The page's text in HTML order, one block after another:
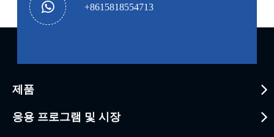
+8615818554713
제품
응용 프로그램 및 시장